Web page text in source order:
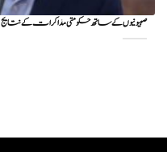
صہیونیوں کے ساتھ حکومتی مذاکرات کے نتایج